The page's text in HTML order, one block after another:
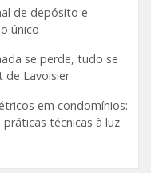
de depósito e
único
se perde, tudo se
de Lavoisier
em condomínios:
técnicas à luz